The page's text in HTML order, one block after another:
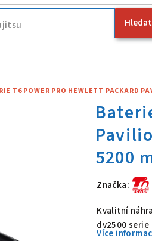
Hledat
T6 POWER PRO HEWLETT PACKARD
Značka:
Kvalitní
dv2500 serie
Více